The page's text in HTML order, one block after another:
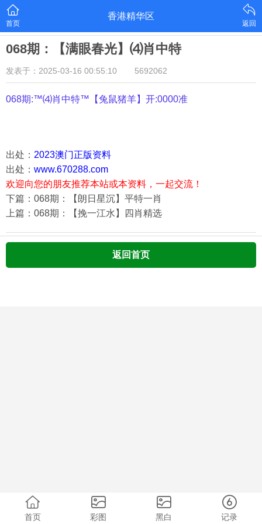
首页
香港精华区
返回
068期：【满眼春光】⑷肖中特
发表于：2025-03-16 00:55:10 5692062
068期:™⑷肖中特™【兔鼠猪羊】开:0000准
出处： 2023澳门正版资料
出处： www.670288.com
欢迎向您的朋友推荐本站或本资料，一起交流！
下篇：068期：【朗日星沉】平特一肖
上篇：068期：【挽一江水】四肖精选
返回首页
首页 彩图 黑白 记录